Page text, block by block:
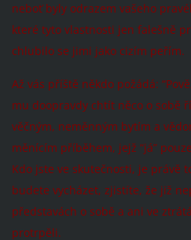
neboť byly odrazem vašeho
které tyto vlastnosti jen falešně
chlubilo se jimi jako cizím peřím.
Až vás příště někdo požádá:
mu doopravdy chtít něco o sobě
věčným, neměnným bytím a
měnícím příběhem, jejž “já”
Kdo jste ve skutečnosti, je právě
budete vycházet, zjistíte, že již
představách o sobě a ani ve
protrpěli.